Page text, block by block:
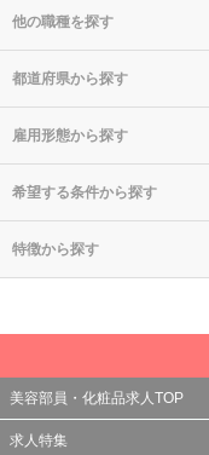
他の職種を探す
都道府県から探す
雇用形態から探す
希望する条件から探す
特徴から探す
美容部員・化粧品求人TOP
求人特集